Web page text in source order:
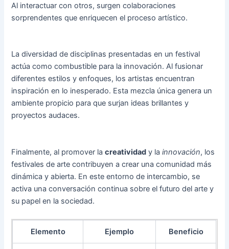
Al interactuar con otros, surgen colaboraciones
sorprendentes que enriquecen el proceso artístico.
La diversidad de disciplinas presentadas en un festival
actúa como combustible para la innovación. Al fusionar
diferentes estilos y enfoques, los artistas encuentran
inspiración en lo inesperado. Esta mezcla única genera un
ambiente propicio para que surjan ideas brillantes y
proyectos audaces.
Finalmente, al promover lacreatividad y lainnovación, los
festivales de arte contribuyen a crear una comunidad más
dinámica y abierta. En este entorno de intercambio, se
activa una conversación continua sobre el futuro del arte y
su papel en la sociedad.
Elemento Ejemplo Beneficio